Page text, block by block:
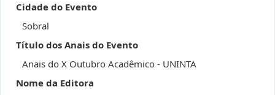
Cidade do Evento
Sobral
Título dos Anais do Evento
Anais do X Outubro Acadêmico - UNINTA
Nome da Editora